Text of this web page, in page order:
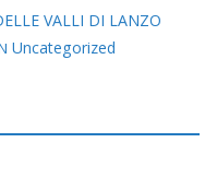
VALLI DI LANZO
Uncategorized